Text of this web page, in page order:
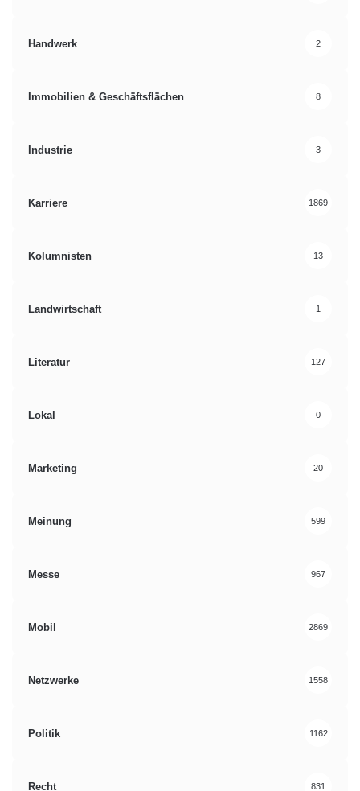
Handwerk 2
Immobilien & Geschäftsflächen 8
Industrie 3
Karriere 1869
Kolumnisten 13
Landwirtschaft 1
Literatur 127
Lokal 0
Marketing 20
Meinung 599
Messe 967
Mobil 2869
Netzwerke 1558
Politik 1162
Recht 831